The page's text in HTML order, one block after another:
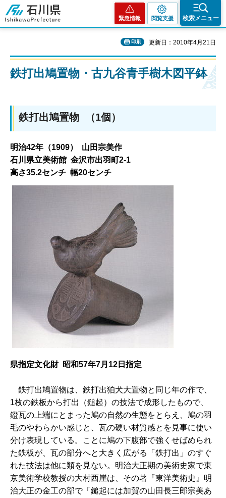
石川県
緊急情報 閲覧支援 検索メニュー
印刷 更新日：2010年4月21日
鉄打出鳩置物・古九谷青手樹木図平鉢
鉄打出鳩置物 （1個）
明治42年（1909） 山田宗美作
石川県立美術館 金沢市出羽町2-1
高さ35.2センチ 幅20センチ
県指定文化財 昭和57年7月12日指定
鉄打出鳩置物は、鉄打出狛犬大置物と同じ年の作で、
1枚の鉄板から打出（鎚起）の技法で成形したもので、
鐙瓦の上端にとまった鳩の自然の生態をとらえ、鳩の羽
毛のやわらかい感じと、瓦の硬い材質感とを見事に使い
分け表現している。ことに鳩の下腹部で強くせばめられ
た鉄板が、瓦の部分へと大きく広がる「鉄打出」のすぐ
れた技法は他に類を見ない。明治大正期の美術史家で東
京美術学校教授の大村西崖は、その著『東洋美術史』明
治大正の金工の部で「鎚起には加賀の山田長三郎宗美あ